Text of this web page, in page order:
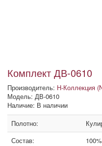
Комплект ДВ-0610
Производитель: Н-Коллекция
Модель: ДВ-0610
Наличие: В наличии
Полотно:
Состав: